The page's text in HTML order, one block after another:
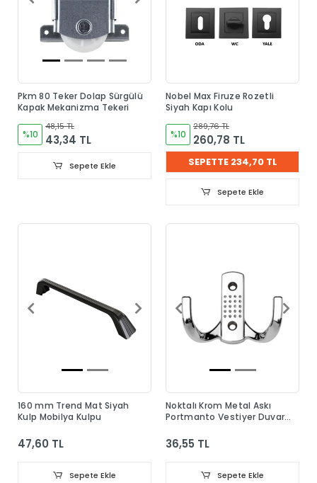
Pkm 80 Teker Dolap Sürgülü
Kapak Mekanizma Tekeri
%10
48,15 TL
43,34 TL
Sepete Ekle
Nobel Max Firuze Rozetli
Siyah Kapı Kolu
%10
289,76 TL
260,78 TL
SEPETTE 234,70 TL
Sepete Ekle
160 mm Trend Mat Siyah
Kulp Mobilya Kulpu
47,60 TL
Sepete Ekle
Noktalı Krom Metal Askı
Portmanto Vestiyer Duvar
36,55 TL
Sepete Ekle